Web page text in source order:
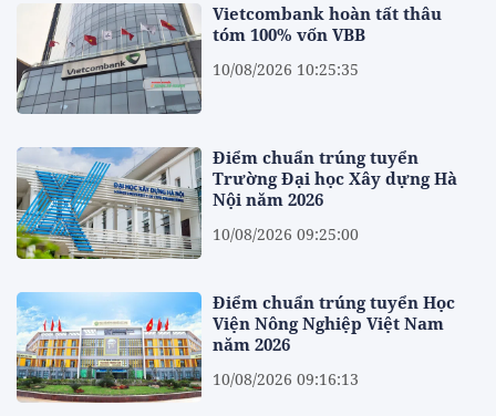
Vietcombank hoàn tất thâu
tóm 100% vốn VBB
10/08/2026 10:25:35
Điểm chuẩn trúng tuyển
Trường Đại học Xây dựng Hà
Nội năm 2026
10/08/2026 09:25:00
Điểm chuẩn trúng tuyển Học
Viện Nông Nghiệp Việt Nam
năm 2026
10/08/2026 09:16:13